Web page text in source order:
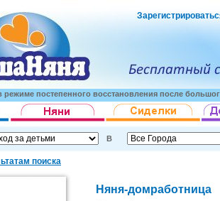
режиме постепенного восстановления после
В
поиска
Няня-домработница